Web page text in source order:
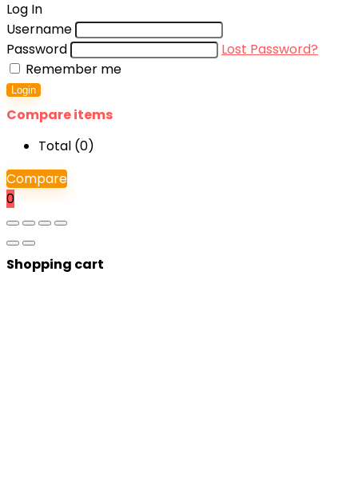
Log In
Username
Password
Lost Password?
Remember me
Login
Compare items
Total (0)
Compare
0
Shopping cart